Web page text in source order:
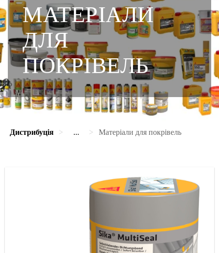
МАТЕРІАЛИ
ДЛЯ
ПОКРІВЕЛЬ
Дистрибуція ... Матеріали для покрівель